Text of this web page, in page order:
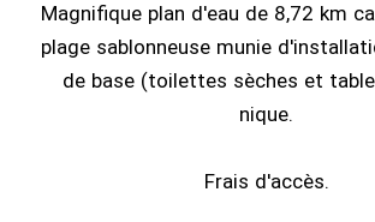
Magnifique plan d'eau de 8,72 km
plage sablonneuse munie
de base (toilettes sèches et
nique.
Frais d'accès.